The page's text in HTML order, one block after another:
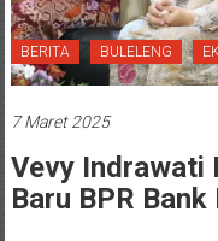
BERITA BULELENG
7 Maret 2025
Vevy Indrawati
Baru BPR